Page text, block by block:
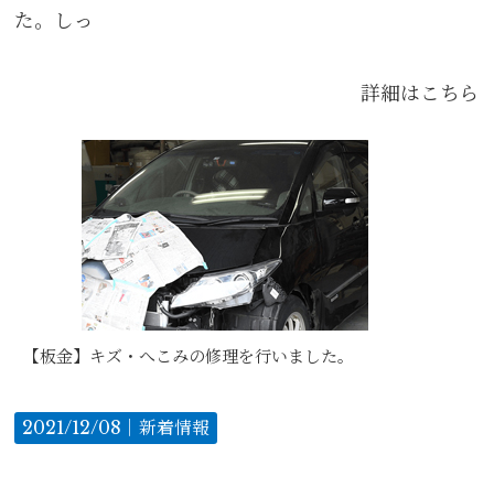
た。しっ
詳細はこちら
【板金】キズ・へこみの修理を行いました。
2021/12/08｜新着情報